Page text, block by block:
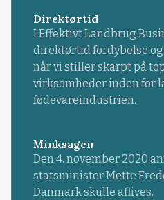
Direktørtid
I Effektivt Landbrug
direktørtid fordybelse og
når vi stiller skarpt på
virksomheder inden for
fødevareindustrien.
Minksagen
Den 4. november 2020
statsminister Mette
Danmark skulle aflives.